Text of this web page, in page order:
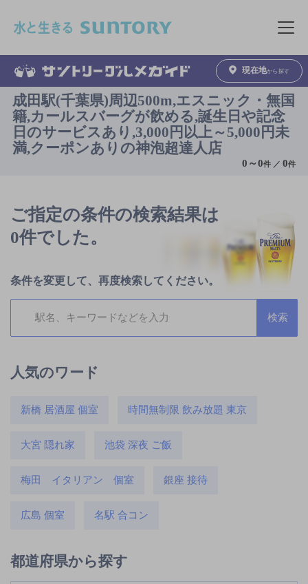
メニュ
現在地から探す
成田駅(千葉県)周辺500m,エスニック・無国
籍,カールスバーグが飲める,誕生日や記念
日のサービスあり,3,000円以上～5,000円未
満,クーポンありの神泡超達人店
0 ～0件 ／0件
ご指定の条件の検索結果は
0件でした。
条件を変更して、再度検索してください。
人気のワード
新橋 居酒屋 個室 時間無制限 飲み放題 東京
大宮 隠れ家 池袋 深夜 ご飯
梅田 イタリアン 個室 銀座 接待
広島 個室 名駅 合コン
都道府県から探す